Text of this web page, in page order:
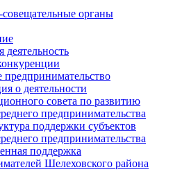
совещательные органы
предпринимательство
о деятельности
совета по развитию
предпринимательства
поддержки субъектов
предпринимательства
поддержка
Шелеховского района